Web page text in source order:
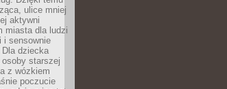
ulice mniej
aktywni
miasta dla ludzi
i sensownie
Dla dziecka
osoby starszej
z wózkiem
poczucie